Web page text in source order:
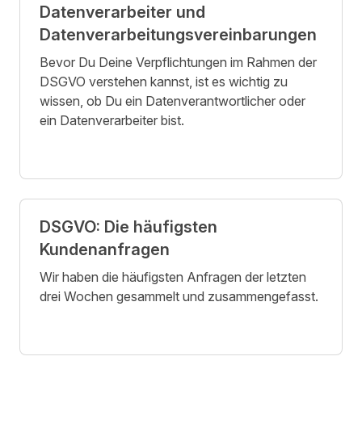
Datenverarbeiter und
Datenverarbeitungsvereinbarungen
Bevor Du Deine Verpflichtungen im Rahmen der
DSGVO verstehen kannst, ist es wichtig zu
wissen, ob Du ein Datenverantwortlicher oder
ein Datenverarbeiter bist.
DSGVO: Die häufigsten
Kundenanfragen
Wir haben die häufigsten Anfragen der letzten
drei Wochen gesammelt und zusammengefasst.